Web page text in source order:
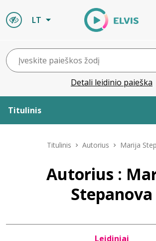
LT
Detali leidinio paieška
Titulinis
Naujienos
Titulinis Autorius Marija
Autorius :
Stepanova
Leidiniai